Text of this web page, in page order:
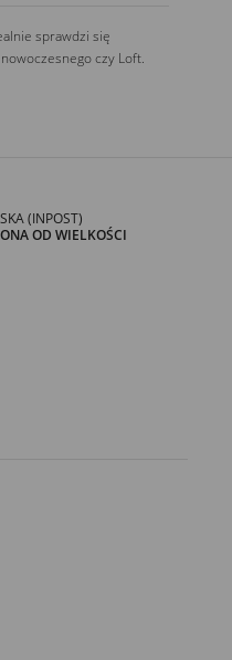
sprawdzi się
czy Loft.
(INPOST)
OD WIELKOŚCI